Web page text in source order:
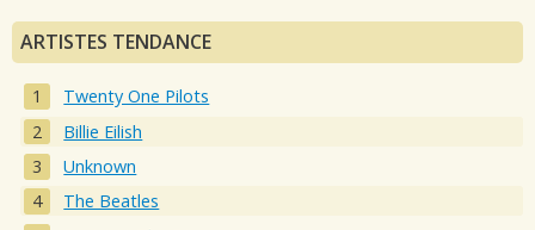
ARTISTES TENDANCE
Twenty One Pilots
Billie Eilish
Unknown
The Beatles